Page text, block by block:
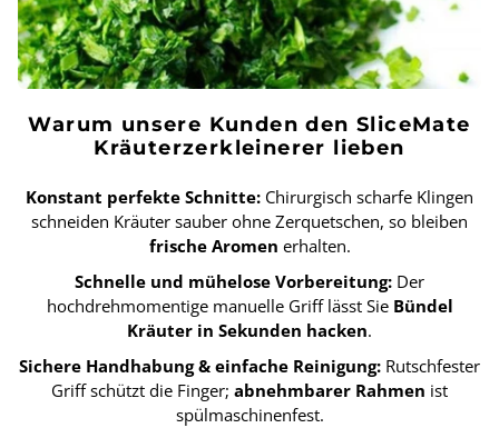
Warum unsere Kunden den SliceMate
Kräuterzerkleinerer lieben
Konstant perfekte Schnitte: Chirurgisch scharfe Klingen
schneiden Kräuter sauber ohne Zerquetschen, so bleiben
frische Aromen erhalten.
Schnelle und mühelose Vorbereitung: Der
hochdrehmomentige manuelle Griff lässt Sie Bündel
Kräuter in Sekunden hacken.
Sichere Handhabung & einfache Reinigung: Rutschfester
Griff schützt die Finger; abnehmbarer Rahmen ist
spülmaschinenfest.